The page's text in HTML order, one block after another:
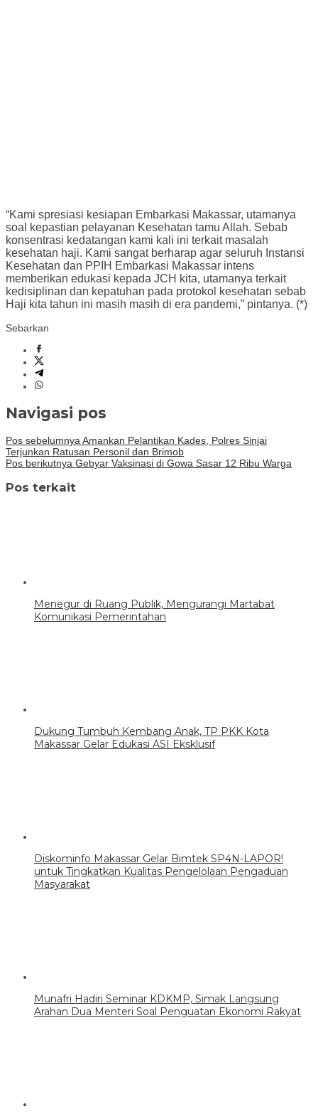
“Kami spresiasi kesiapan Embarkasi Makassar, utamanya
soal kepastian pelayanan Kesehatan tamu Allah. Sebab
konsentrasi kedatangan kami kali ini terkait masalah
kesehatan haji. Kami sangat berharap agar seluruh Instansi
Kesehatan dan PPIH Embarkasi Makassar intens
memberikan edukasi kepada JCH kita, utamanya terkait
kedisiplinan dan kepatuhan pada protokol kesehatan sebab
Haji kita tahun ini masih masih di era pandemi,” pintanya. (*)
Sebarkan
Navigasi pos
Pos sebelumnya Amankan Pelantikan Kades, Polres Sinjai
Terjunkan Ratusan Personil dan Brimob
Pos berikutnya Gebyar Vaksinasi di Gowa Sasar 12 Ribu Warga
Pos terkait
Menegur di Ruang Publik, Mengurangi Martabat
Komunikasi Pemerintahan
Dukung Tumbuh Kembang Anak, TP PKK Kota
Makassar Gelar Edukasi ASI Eksklusif
Diskominfo Makassar Gelar Bimtek SP4N-LAPOR!
untuk Tingkatkan Kualitas Pengelolaan Pengaduan
Masyarakat
Munafri Hadiri Seminar KDKMP, Simak Langsung
Arahan Dua Menteri Soal Penguatan Ekonomi Rakyat